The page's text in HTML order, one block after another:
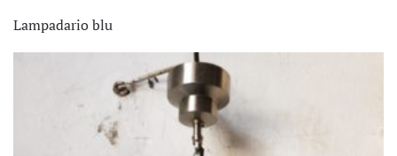
Lampadario blu